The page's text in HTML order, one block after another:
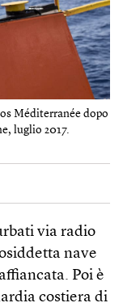
Méditerranée dopo
luglio 2017.
via radio
nave
Poi è
costiera di